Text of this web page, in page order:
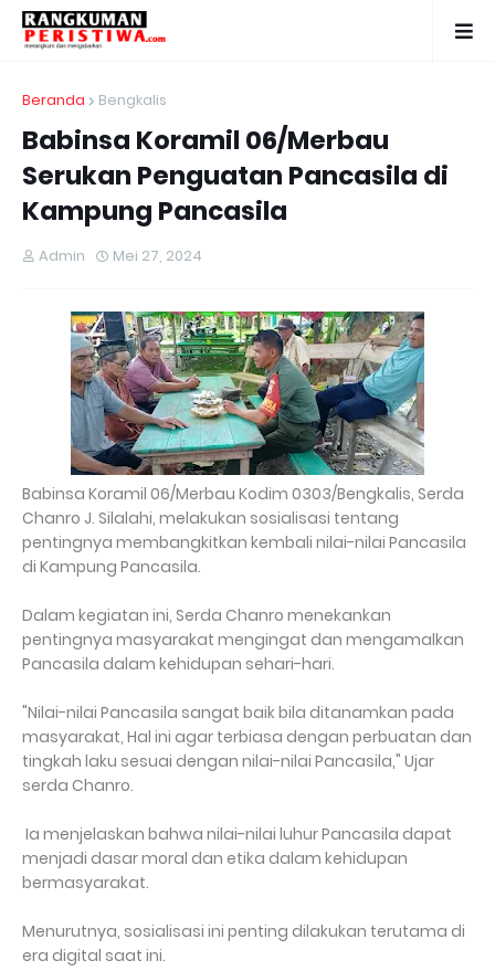
Beranda Bengkalis
Babinsa Koramil 06/Merbau
Serukan Penguatan Pancasila di
Kampung Pancasila
Admin Mei 27, 2024
Babinsa Koramil 06/Merbau Kodim 0303/Bengkalis, Serda
Chanro J. Silalahi, melakukan sosialisasi tentang
pentingnya membangkitkan kembali nilai-nilai Pancasila
di Kampung Pancasila.
Dalam kegiatan ini, Serda Chanro menekankan
pentingnya masyarakat mengingat dan mengamalkan
Pancasila dalam kehidupan sehari-hari.
"Nilai-nilai Pancasila sangat baik bila ditanamkan pada
masyarakat, Hal ini agar terbiasa dengan perbuatan dan
tingkah laku sesuai dengan nilai-nilai Pancasila," Ujar
serda Chanro.
Ia menjelaskan bahwa nilai-nilai luhur Pancasila dapat
menjadi dasar moral dan etika dalam kehidupan
bermasyarakat.
Menurutnya, sosialisasi ini penting dilakukan terutama di
era digital saat ini.